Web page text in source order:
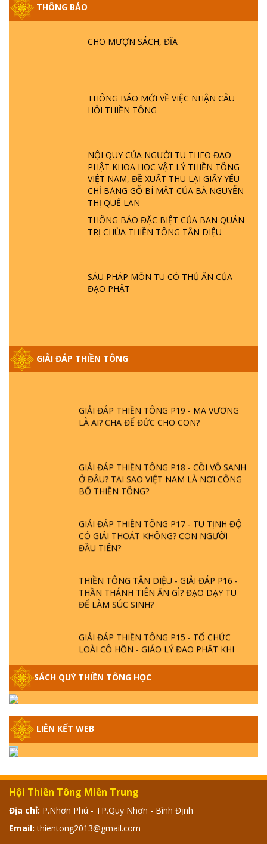
THÔNG BÁO
CHO MƯỢN SÁCH, ĐĨA
THÔNG BÁO MỚI VỀ VIỆC NHẬN CÂU
HỎI THIỀN TÔNG
NỘI QUY CỦA NGƯỜI TU THEO ĐẠO
PHẬT KHOA HỌC VẬT LÝ THIỀN TÔNG
VIỆT NAM, ĐỀ XUẤT THU LẠI GIẤY YẾU
CHỈ BẢNG GỖ BÍ MẬT CỦA BÀ NGUYỄN
THỊ QUẾ LAN
THÔNG BÁO ĐẶC BIỆT CỦA BAN QUẢN
TRỊ CHÙA THIỀN TÔNG TÂN DIỆU
SÁU PHÁP MÔN TU CÓ THỦ ẤN CỦA
ĐẠO PHẬT
GIẢI ĐÁP THIỀN TÔNG
GIẢI ĐÁP ĐẶC BIỆT P25 - SUỐT 49 NĂM
PHẬT KHÔNG NÓI? HỘI LONG HOA LÀ
TTTD
GIẢI ĐÁP THIỀN TÔNG ĐẶC BIỆT P22 - TẠI
SAO TRÁI ĐẤT NHIỀU THIÊN TAI - LŨ LỤT
- HỎA HOẠN | TTTD
GIẢI ĐÁP THIỀN TÔNG ĐẶC BIỆT P21 - TẠI
GIẢI ĐÁP VỀ LỄ TIỄN THIỀN TÔNG SƯ
GIẢI ĐÁP THIỀN TÔNG ĐẶC BIỆT PHẦN 20
- BÁC NGUYỄN NHÂN LÀ AI? PHIỀN NÃO
DO ĐÂU MÀ CÓ?
GIẢI ĐÁP THIỀN TÔNG P19 - MA VƯƠNG
LÀ AI? CHA ĐỂ ĐỨC CHO CON?
GIẢI ĐÁP THIỀN TÔNG P18 - CÕI VÔ SANH
Ở ĐÂU? TẠI SAO VIỆT NAM LÀ NƠI CÔNG
BỐ THIỀN TÔNG?
GIẢI ĐÁP THIỀN TÔNG P17 - TU TỊNH ĐỘ
CÓ GIẢI THOÁT KHÔNG? CON NGƯỜI
ĐẦU TIÊN?
THIỀN TÔNG TÂN DIỆU - GIẢI ĐÁP P16 -
THẦN THÁNH TIÊN ĂN GÌ? ĐẠO DẠY TU
ĐỂ LÀM SÚC SINH?
GIẢI ĐÁP THIỀN TÔNG P15 - TỔ CHỨC
LOÀI CÔ HỒN - GIÁO LÝ ĐẠO PHẬT KHI
NÀO XUẤT BẢN
GIẢI ĐÁP THIỀN TÔNG ĐẶC BIỆT - P13 -
CON NGƯỜI TU THÀNH PHẬT ĐƯỢC
GIẢI ĐÁP THIỀN TÔNG ĐẶC BIỆT - P12 -
SỰ THẬT VỀ ĐẠI HỒNG THỦY? TRỜI ĐÁNH
THÁNH ĐÂM THẦN VẶN HỌNG?
SÁCH QUÝ THIỀN TÔNG HỌC
LIÊN KẾT WEB
Hội Thiền Tông Miền Trung
Địa chỉ: P.Nhơn Phú - TP.Quy Nhơn - Bình Định
Email: thientong2013@gmail.com